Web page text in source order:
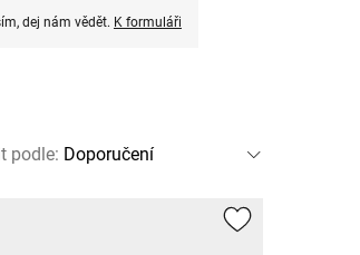
dej nám vědět. K formuláři
podle: